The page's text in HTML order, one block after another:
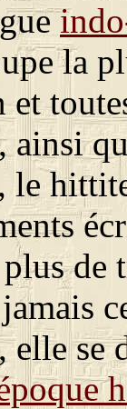
la
ainsi
le
elle